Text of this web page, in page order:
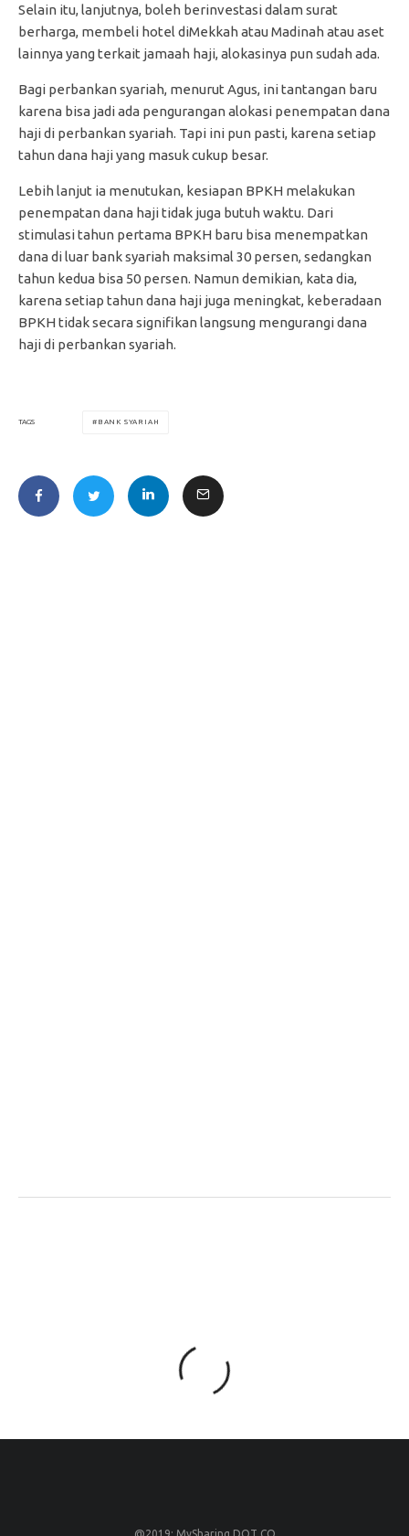
Selain itu, lanjutnya, boleh berinvestasi dalam surat
berharga, membeli hotel diMekkah atau Madinah atau aset
lainnya yang terkait jamaah haji, alokasinya pun sudah ada.
Bagi perbankan syariah, menurut Agus, ini tantangan baru
karena bisa jadi ada pengurangan alokasi penempatan dana
haji di perbankan syariah. Tapi ini pun pasti, karena setiap
tahun dana haji yang masuk cukup besar.
Lebih lanjut ia menutukan, kesiapan BPKH melakukan
penempatan dana haji tidak juga butuh waktu. Dari
stimulasi tahun pertama BPKH baru bisa menempatkan
dana di luar bank syariah maksimal 30 persen, sedangkan
tahun kedua bisa 50 persen. Namun demikian, kata dia,
karena setiap tahun dana haji juga meningkat, keberadaan
BPKH tidak secara signifikan langsung mengurangi dana
haji di perbankan syariah.
TAGS BANK SYARIAH
@2019: MySharing DOT CO